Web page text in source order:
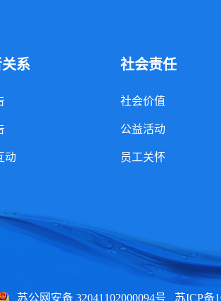
系
动
社会责任
社会价值
公益活动
员工关怀
苏公网安备 32041102000094号 苏ICP备